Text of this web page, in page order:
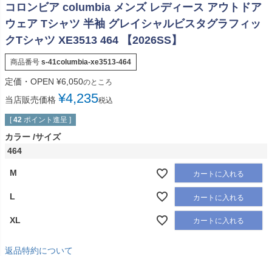
コロンビア columbia メンズ レディース アウトドア
ウェア Tシャツ 半袖 グレイシャルビスタグラフィッ
クTシャツ XE3513 464 【2026SS】
商品番号 s-41columbia-xe3513-464
定価・OPEN ¥6,050のところ
当店販売価格 ¥4,235税込
[ 42 ポイント進呈 ]
カラー サイズ
464
M カートに入れる
L カートに入れる
XL カートに入れる
返品特約について